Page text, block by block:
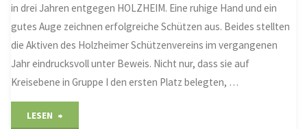
in drei Jahren entgegen HOLZHEIM. Eine ruhige Hand und ein
gutes Auge zeichnen erfolgreiche Schützen aus. Beides stellten
die Aktiven des Holzheimer Schützenvereins im vergangenen
Jahr eindrucksvoll unter Beweis. Nicht nur, dass sie auf
Kreisebene in Gruppe I den ersten Platz belegten, …
LESEN